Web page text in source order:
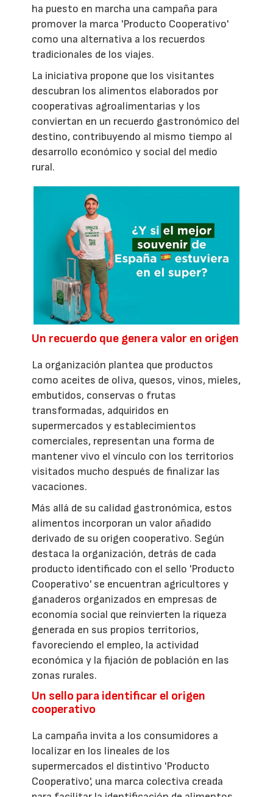
ha puesto en marcha una campaña para
promover la marca 'Producto Cooperativo'
como una alternativa a los recuerdos
tradicionales de los viajes.
La iniciativa propone que los visitantes
descubran los alimentos elaborados por
cooperativas agroalimentarias y los
conviertan en un recuerdo gastronómico del
destino, contribuyendo al mismo tiempo al
desarrollo económico y social del medio
rural.
Un recuerdo que genera valor en origen
La organización plantea que productos
como aceites de oliva, quesos, vinos, mieles,
embutidos, conservas o frutas
transformadas, adquiridos en
supermercados y establecimientos
comerciales, representan una forma de
mantener vivo el vínculo con los territorios
visitados mucho después de finalizar las
vacaciones.
Más allá de su calidad gastronómica, estos
alimentos incorporan un valor añadido
derivado de su origen cooperativo. Según
destaca la organización, detrás de cada
producto identificado con el sello 'Producto
Cooperativo' se encuentran agricultores y
ganaderos organizados en empresas de
economía social que reinvierten la riqueza
generada en sus propios territorios,
favoreciendo el empleo, la actividad
económica y la fijación de población en las
zonas rurales.
Un sello para identificar el origen
cooperativo
La campaña invita a los consumidores a
localizar en los lineales de los
supermercados el distintivo 'Producto
Cooperativo', una marca colectiva creada